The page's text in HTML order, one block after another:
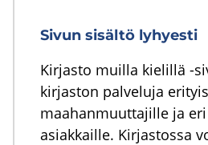
Sivun sisältö lyhyesti
Kirjasto muilla kielillä -
kirjaston palveluja
maahanmuuttajille ja
asiakkaille. Kirjastossa